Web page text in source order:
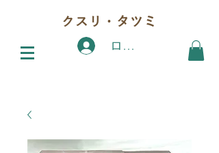
クスリ・タツミ
ログイン